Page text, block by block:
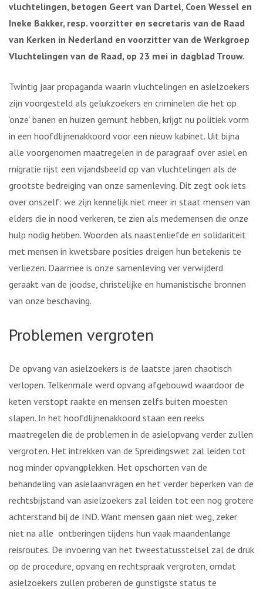
vluchtelingen, betogen Geert van Dartel, Coen Wessel en
Ineke Bakker, resp. voorzitter en secretaris van de Raad
van Kerken in Nederland en voorzitter van de Werkgroep
Vluchtelingen van de Raad, op 23 mei in dagblad Trouw.
Twintig jaar propaganda waarin vluchtelingen en asielzoekers
zijn voorgesteld als gelukzoekers en criminelen die het op
‘onze’ banen en huizen gemunt hebben, krijgt nu politiek vorm
in een hoofdlijnenakkoord voor een nieuw kabinet. Uit bijna
alle voorgenomen maatregelen in de paragraaf over asiel en
migratie rijst een vijandsbeeld op van vluchtelingen als de
grootste bedreiging van onze samenleving. Dit zegt ook iets
over onszelf: we zijn kennelijk niet meer in staat mensen van
elders die in nood verkeren, te zien als medemensen die onze
hulp nodig hebben. Woorden als naastenliefde en solidariteit
met mensen in kwetsbare posities dreigen hun betekenis te
verliezen. Daarmee is onze samenleving ver verwijderd
geraakt van de joodse, christelijke en humanistische bronnen
van onze beschaving.
Problemen vergroten
De opvang van asielzoekers is de laatste jaren chaotisch
verlopen. Telkenmale werd opvang afgebouwd waardoor de
keten verstopt raakte en mensen zelfs buiten moesten
slapen. In het hoofdlijnenakkoord staan een reeks
maatregelen die de problemen in de asielopvang verder zullen
vergroten. Het intrekken van de Spreidingswet zal leiden tot
nog minder opvangplekken. Het opschorten van de
behandeling van asielaanvragen en het verder beperken van de
rechtsbijstand van asielzoekers zal leiden tot een nog grotere
achterstand bij de IND. Want mensen gaan niet weg, zeker
niet na alle ontberingen tijdens hun vaak maandenlange
reisroutes. De invoering van het tweestatusstelsel zal de druk
op de procedure, opvang en rechtspraak vergroten, omdat
asielzoekers zullen proberen de gunstigste status te